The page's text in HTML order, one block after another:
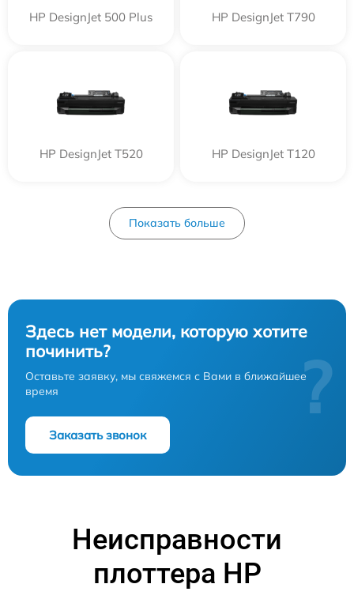
HP DesignJet 500 Plus HP DesignJet T790
HP DesignJet T520 HP DesignJet T120
Показать больше
Здесь нет модели, которую хотите
починить?
Оставьте заявку, мы свяжемся с Вами в ближайшее
время
Заказать звонок
?
Неисправности
плоттера HP